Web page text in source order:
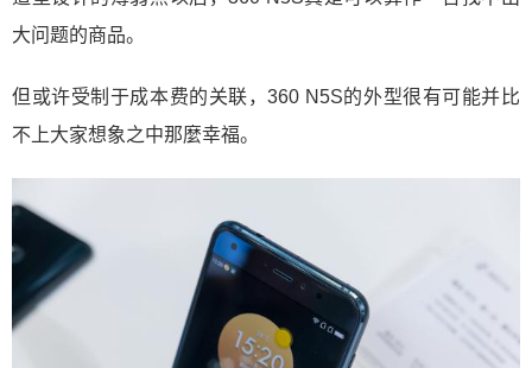
大问题的商品。
但或许受制于成本费的关联，360 N5S的外型很有可能并比
不上大家想象之中那麼幸福。